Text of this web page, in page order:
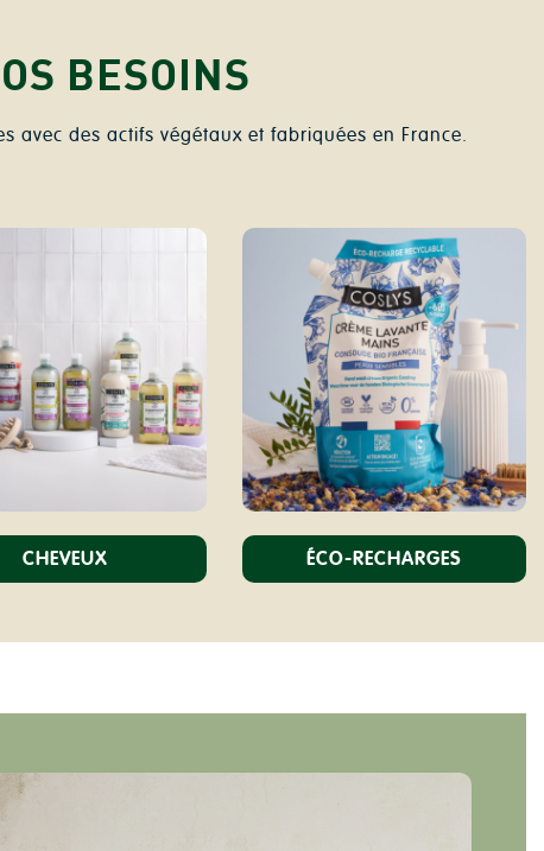
BESOINS
avec des actifs végétaux et fabriquées en France.
CHEVEUX ÉCO-RECHARGES